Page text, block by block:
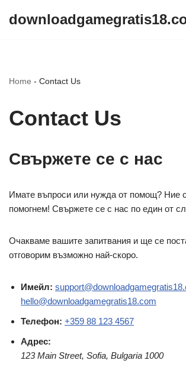
Home - Contact Us
Contact Us
Свържете се с нас
Имате въпроси или нужда от помощ? Ние
помогнем! Свържете се с нас по един от
Очакваме вашите запитвания и ще се
отговорим възможно най-скоро.
Имейл:
hello@downloadgamegratis18.com
Телефон: +359 88 123 4567
Адрес:
123 Main Street, Sofia, Bulgaria 1000